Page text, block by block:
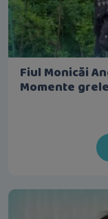
Fiul Monicăi
Momente